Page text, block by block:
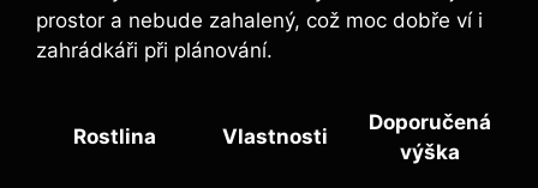
prostor a nebude zahalený, což moc dobře ví i
zahrádkáři při plánování.
Rostlina Vlastnosti
Doporučená
výška